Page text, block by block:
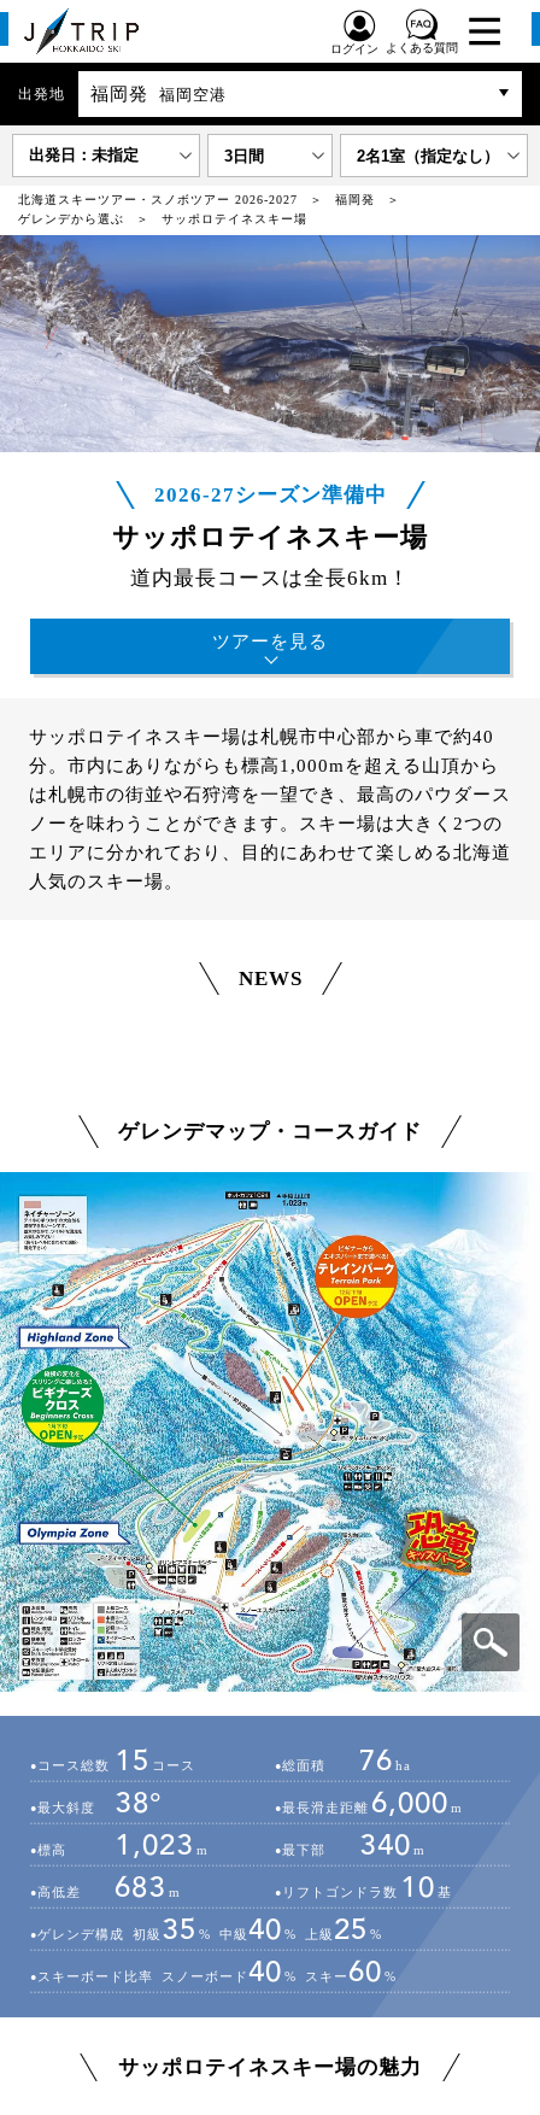
ログイン よくある質問
出発地 福岡発 福岡空港
出発日：未指定 3日間 2名1室（指定なし）
北海道スキーツアー・スノボツアー 2026-2027
福岡発
ゲレンデから選ぶ
サッポロテイネスキー場
2026-27シーズン準備中
サッポロテイネスキー場
道内最長コースは全長6km！
ツアーを見る
サッポロテイネスキー場は札幌市中心部から車で約40
分。市内にありながらも標高1,000mを超える山頂から
は札幌市の街並や石狩湾を一望でき、最高のパウダース
ノーを味わうことができます。スキー場は大きく2つの
エリアに分かれており、目的にあわせて楽しめる北海道
人気のスキー場。
NEWS
ゲレンデマップ・コースガイド
コース総数 15 コース 総面積 76 ha
最大斜度 38° 最長滑走距離 6,000 m
標高 1,023 m 最下部 340 m
高低差 683 m リフトゴンドラ数 10 基
ゲレンデ構成 初級 35 % 中級40 % 上級 25 %
スキーボード比率 スノーボード40 % スキー 60 %
サッポロテイネスキー場の魅力